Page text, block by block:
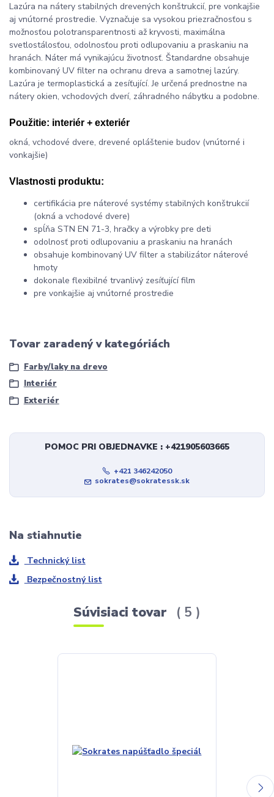
Lazúra na nátery stabilných drevených konštrukcií, pre vonkajšie
aj vnútorné prostredie. Vyznačuje sa vysokou priezračnosťou s
možnosťou polotransparentnosti až kryvosti, maximálna
svetlostálosťou, odolnosťou proti odlupovaniu a praskaniu na
hranách. Náter má vynikajúcu životnosť. Štandardne obsahuje
kombinovaný UV filter na ochranu dreva a samotnej lazúry.
Lazúra je termoplastická a zesíťující. Je určená prednostne na
nátery okien, vchodových dverí, záhradného nábytku a podobne.
Použitie: interiér + exteriér
okná, vchodové dvere, drevené opláštenie budov (vnútorné i
vonkajšie)
Vlastnosti produktu:
certifikácia pre náterové systémy stabilných konštrukcií
(okná a vchodové dvere)
spĺňa STN EN 71-3, hračky a výrobky pre deti
odolnosť proti odlupovaniu a praskaniu na hranách
obsahuje kombinovaný UV filter a stabilizátor náterové
hmoty
dokonale flexibilné trvanlivý zesíťující film
pre vonkajšie aj vnútorné prostredie
Tovar zaradený v kategóriách
Farby/laky na drevo
Interiér
Exteriér
POMOC PRI OBJEDNAVKE : +421905603665
+421 346242050
sokrates@sokratessk.sk
Na stiahnutie
Technický list
Bezpečnostný list
Súvisiaci tovar 5